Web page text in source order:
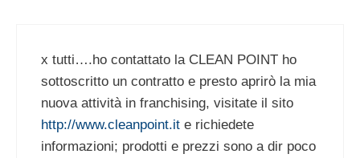
x tutti….ho contattato la CLEAN POINT ho
sottoscritto un contratto e presto aprirò la mia
nuova attività in franchising, visitate il sito
http://www.cleanpoint.it e richiedete
informazioni; prodotti e prezzi sono a dir poco